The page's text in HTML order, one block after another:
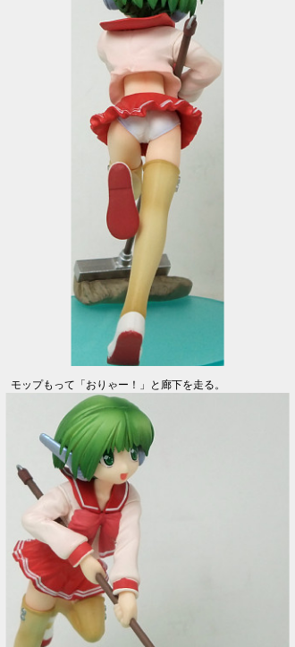
モップもって「おりゃー！」と廊下を走る。